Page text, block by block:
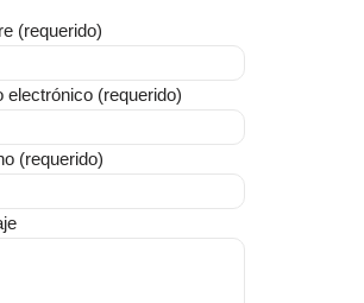
(requerido)
electrónico (requerido)
(requerido)